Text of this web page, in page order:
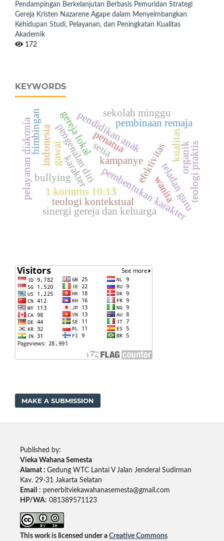
Pendampingan Berkelanjutan Berbasis Pemuridan Strategi
Gereja Kristen Nazarene Agape dalam Menyeimbangkan
Kehidupan Studi, Pelayanan, dan Peningkatan Kualitas
Akademik
172
KEYWORDS
efektivitas
pendidikan anak
pembentukan karakter
1 korintus 10:13
pembinaan remaja
pengenalan diri
karakter
bullying
kampanye
sinergi gereja dan keluarga teladan guru
sekolah minggu
kualitas
setia
pelayanan diakonia penatua
wanita
indonesia
bimbingan gereja lokal
organik
gawai teologi praktis
teologi kontekstual
MAKE A SUBMISSION
Published by:
Vieka Wahana Semesta
Alamat : Gedung WTC Lantai V Jalan Jenderal Sudirman
Kav. 29-31 Jakarta Selatan
Email
: penerbitviekawahanasemesta@gmail.com
HP/WA: 081389571123
This work is licensed under a Creative Commons